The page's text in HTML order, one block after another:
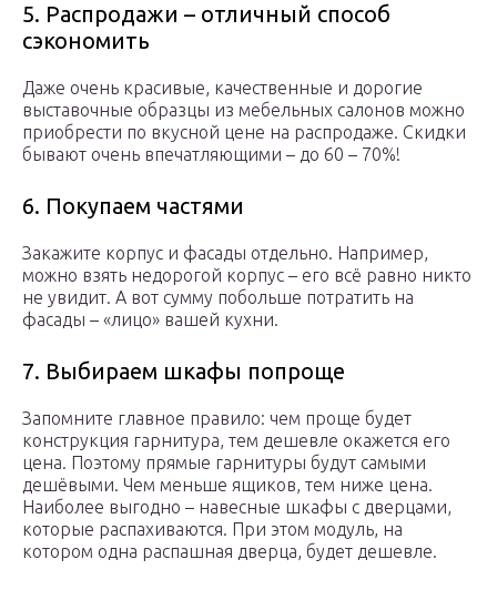
5. Распродажи – отличный способ
сэкономить
Даже очень красивые, качественные и дорогие
выставочные образцы из мебельных салонов можно
приобрести по вкусной цене на распродаже. Скидки
бывают очень впечатляющими – до 60 – 70%!
6. Покупаем частями
Закажите корпус и фасады отдельно. Например,
можно взять недорогой корпус – его всё равно никто
не увидит. А вот сумму побольше потратить на
фасады – «лицо» вашей кухни.
7. Выбираем шкафы попроще
Запомните главное правило: чем проще будет
конструкция гарнитура, тем дешевле окажется его
цена. Поэтому прямые гарнитуры будут самыми
дешёвыми. Чем меньше ящиков, тем ниже цена.
Наиболее выгодно – навесные шкафы с дверцами,
которые распахиваются. При этом модуль, на
котором одна распашная дверца, будет дешевле.